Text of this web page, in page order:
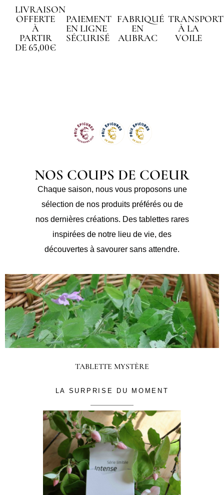
LIVRAISON
OFFERTE
À
PARTIR
DE 65,00€
PAIEMENT
EN LIGNE
SÉCURISÉ
FABRIQUÉ
EN
AUBRAC
À LA
VOILE
NOS COUPS DE COEUR
Chaque saison, nous vous proposons une
sélection de nos produits préférés ou de
nos dernières créations. Des tablettes rares
inspirées de notre lieu de vie, des
découvertes à savourer sans attendre.
TABLETTE MYSTÈRE
LA SURPRISE DU MOMENT